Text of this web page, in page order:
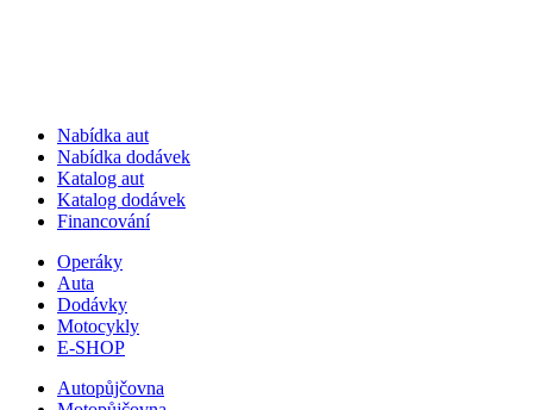
Nabídka aut
Nabídka dodávek
Katalog aut
Katalog dodávek
Financování
Operáky
Auta
Dodávky
Motocykly
E-SHOP
Autopůjčovna